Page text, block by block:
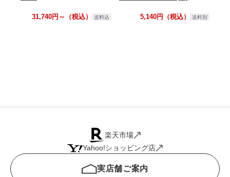
31,740円～（税込） 送料込 5,140円（税込） 送料別
楽天市場
Yahoo!ショッピング店
実店舗ご案内